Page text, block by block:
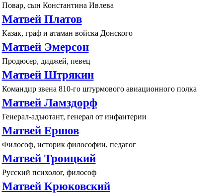
Повар, сын Константина Ивлева
Матвей Платов
Казак, граф и атаман войска Донского
Матвей Эмерсон
Продюсер, диджей, певец
Матвей Штрякин
Командир звена 810-го штурмового авиационного полка
Матвей Ламздорф
Генерал-адъютант, генерал от инфантерии
Матвей Ершов
Философ, историк философии, педагог
Матвей Троицкий
Русский психолог, философ
Матвей Крюковский